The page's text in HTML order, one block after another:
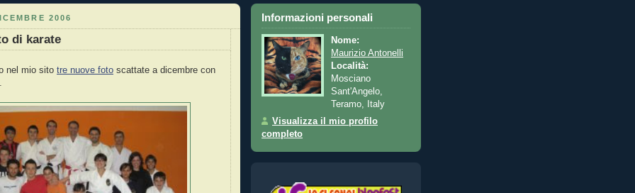
2006
di karate
nel mio sito tre nuove foto scattate a dicembre con
Informazioni personali
Nome:
Maurizio Antonelli
Località:
Mosciano
Sant'Angelo,
Teramo, Italy
Visualizza il mio profilo
completo